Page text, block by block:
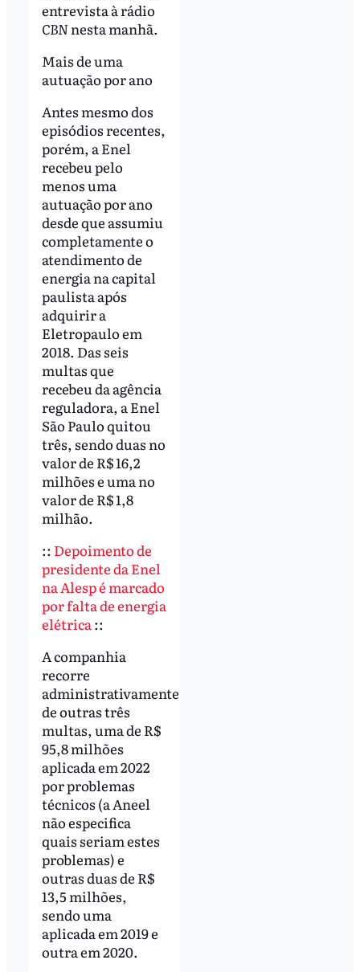
entrevista à rádio
CBNnesta manhã.
Mais de uma
autuação por ano
Antes mesmo dos
episódios recentes,
porém, a Enel
recebeu pelo
menos uma
autuação por ano
desde que assumiu
completamente o
atendimento de
energia na capital
paulista após
adquirir a
Eletropaulo em
2018. Das seis
multas que
recebeu da agência
reguladora, a Enel
São Paulo quitou
três, sendo duas no
valor de R$ 16,2
milhões e uma no
valor de R$ 1,8
milhão.
:: Depoimento de
presidente da Enel
na Alesp é marcado
por falta de energia
elétrica::
A companhia
recorre
administrativamente
de outras três
multas, uma de R$
95,8 milhões
aplicada em 2022
por problemas
técnicos (a Aneel
não especifica
quais seriam estes
problemas) e
outras duas de R$
13,5 milhões,
sendo uma
aplicada em 2019 e
outra em 2020.